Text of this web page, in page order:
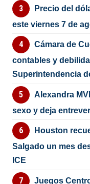
Precio del
este viernes 7 de
Cámara de
contables y
Superintendencia
Alexandra
sexo y deja
Houston
Salgado un mes
ICE
Juegos